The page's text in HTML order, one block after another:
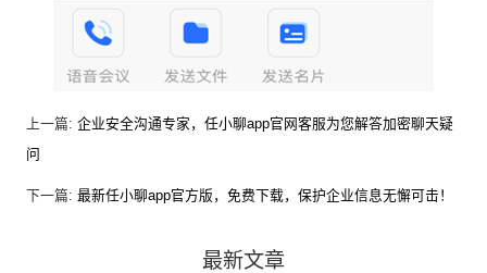
上一篇: 企业安全沟通专家，任小聊app官网客服为您解答加密聊天疑
问
下一篇: 最新任小聊app官方版，免费下载，保护企业信息无懈可击！
最新文章